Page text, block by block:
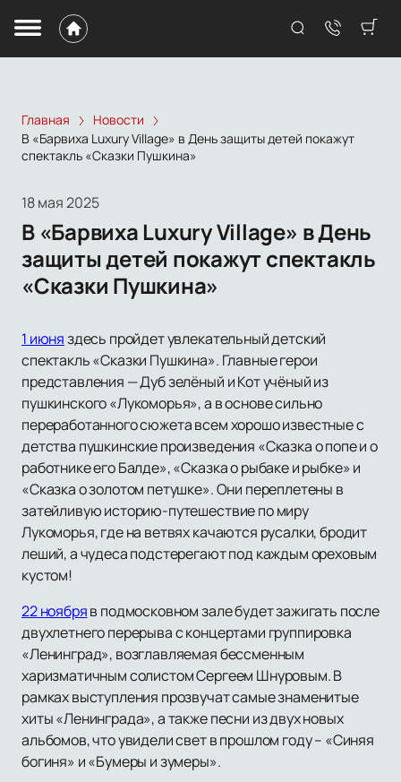
Главная
Новости
В «Барвиха Luxury Village» в День защиты детей покажут
спектакль «Сказки Пушкина»
18 мая 2025
В «Барвиха Luxury Village» в День
защиты детей покажут спектакль
«Сказки Пушкина»
1 июняздесь пройдет увлекательный детский
спектакль «Сказки Пушкина». Главные герои
представления — Дуб зелёный и Кот учёный из
пушкинского «Лукоморья», а в основе сильно
переработанного сюжета всем хорошо известные с
детства пушкинские произведения «Сказка о попе и о
работнике его Балде», «Сказка о рыбаке и рыбке» и
«Сказка о золотом петушке». Они переплетены в
затейливую историю-путешествие по миру
Лукоморья, где на ветвях качаются русалки, бродит
леший, а чудеса подстерегают под каждым ореховым
кустом!
22 ноябряв подмосковном зале будет зажигать после
двухлетнего перерыва с концертами группировка
«Ленинград», возглавляемая бессменным
харизматичным солистом Сергеем Шнуровым. В
рамках выступления прозвучат самые знаменитые
хиты «Ленинграда», а также песни из двух новых
альбомов, что увидели свет в прошлом году – «Синяя
богиня» и «Бумеры и зумеры».